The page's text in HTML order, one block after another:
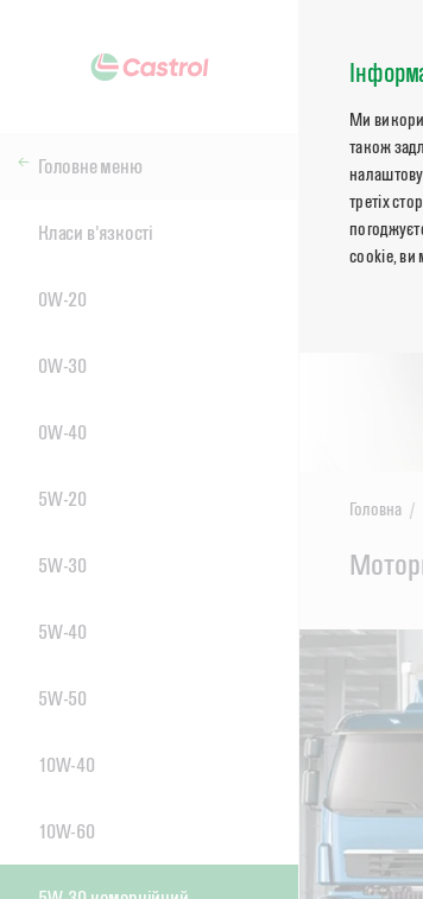
Ми
також
третіх
cookie, ви
Головне меню
Класи в'язкості
0W-20
0W-30
0W-40
5W-20
5W-30
5W-40
5W-50
10W-40
10W-60
Головна